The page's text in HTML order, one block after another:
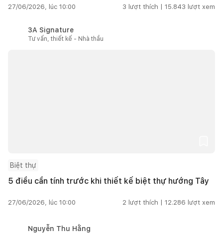
27/06/2026, lúc 10:00 3 lượt thích | 15.843 lượt xem
3A Signature
Tư vấn, thiết kế - Nhà thầu
Biệt thự
5 điều cần tính trước khi thiết kế biệt thự hướng Tây
27/06/2026, lúc 10:00 2 lượt thích | 12.286 lượt xem
Nguyễn Thu Hằng